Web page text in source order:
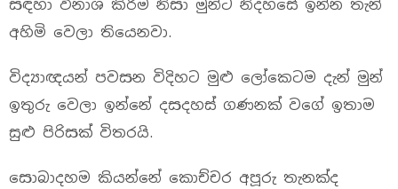
සඳහා විනාශ කිරීම නිසා මුන්ට නිදහසේ ඉන්න තැන්
අහිමි වෙලා තියෙනවා.
විද්‍යාඥයන් පවසන විදිහට මුළු ලෝකෙටම දැන් මුන්
ඉතුරු වෙලා ඉන්නේ දසදහස් ගණනක් වගේ ඉතාම
සුළු පිරිසක් විතරයි.
සොබාදහම කියන්නේ කොච්චර අපූරු තැනක්ද